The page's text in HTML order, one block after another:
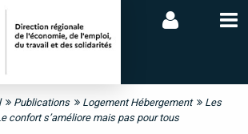
Publications Logement Hébergement
Les
confort s’améliore mais pas pour tous